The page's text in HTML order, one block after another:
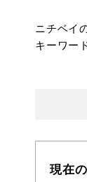
ニチベイ
キーワー
現在